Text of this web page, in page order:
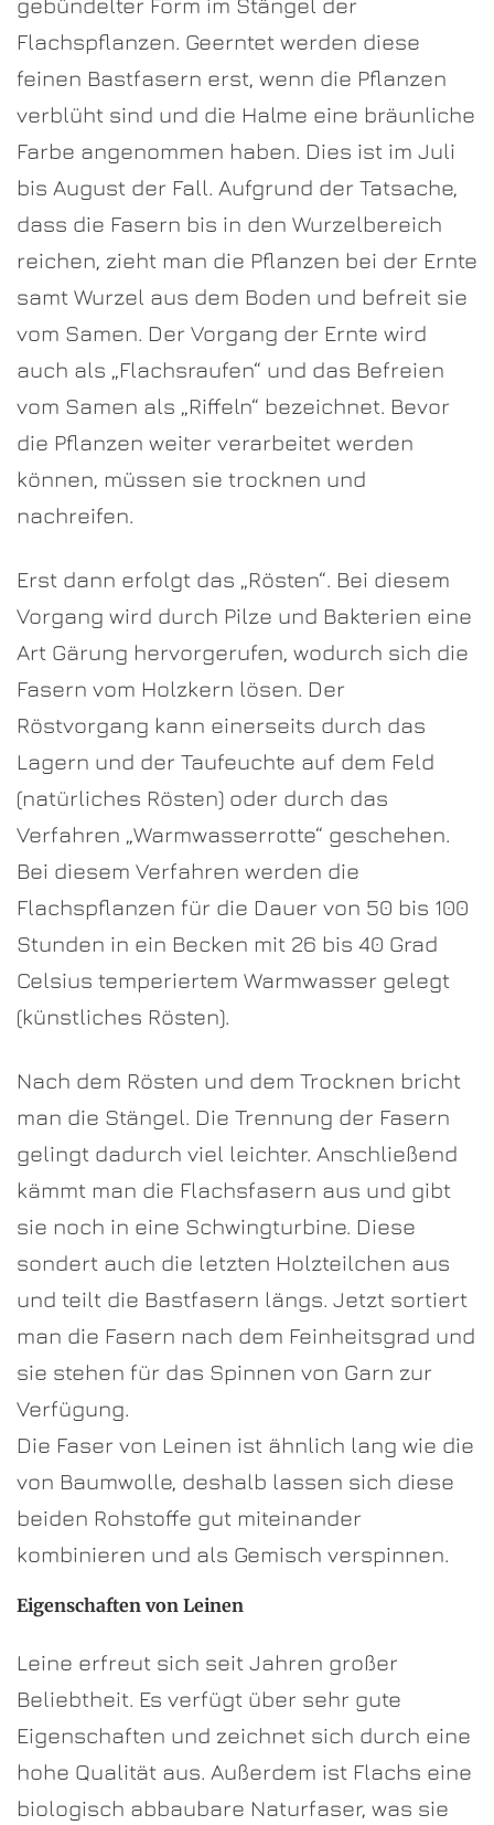
gebündelter Form im Stängel der
Flachspflanzen. Geerntet werden diese
feinen Bastfasern erst, wenn die Pflanzen
verblüht sind und die Halme eine bräunliche
Farbe angenommen haben. Dies ist im Juli
bis August der Fall. Aufgrund der Tatsache,
dass die Fasern bis in den Wurzelbereich
reichen, zieht man die Pflanzen bei der Ernte
samt Wurzel aus dem Boden und befreit sie
vom Samen. Der Vorgang der Ernte wird
auch als „Flachsraufen“ und das Befreien
vom Samen als „Riffeln“ bezeichnet. Bevor
die Pflanzen weiter verarbeitet werden
können, müssen sie trocknen und
nachreifen.
Erst dann erfolgt das „Rösten“. Bei diesem
Vorgang wird durch Pilze und Bakterien eine
Art Gärung hervorgerufen, wodurch sich die
Fasern vom Holzkern lösen. Der
Röstvorgang kann einerseits durch das
Lagern und der Taufeuchte auf dem Feld
(natürliches Rösten) oder durch das
Verfahren „Warmwasserrotte“ geschehen.
Bei diesem Verfahren werden die
Flachspflanzen für die Dauer von 50 bis 100
Stunden in ein Becken mit 26 bis 40 Grad
Celsius temperiertem Warmwasser gelegt
(künstliches Rösten).
Nach dem Rösten und dem Trocknen bricht
man die Stängel. Die Trennung der Fasern
gelingt dadurch viel leichter. Anschließend
kämmt man die Flachsfasern aus und gibt
sie noch in eine Schwingturbine. Diese
sondert auch die letzten Holzteilchen aus
und teilt die Bastfasern längs. Jetzt sortiert
man die Fasern nach dem Feinheitsgrad und
sie stehen für das Spinnen von Garn zur
Verfügung.
Die Faser von Leinen ist ähnlich lang wie die
von Baumwolle, deshalb lassen sich diese
beiden Rohstoffe gut miteinander
kombinieren und als Gemisch verspinnen.
Eigenschaften von Leinen
Leine erfreut sich seit Jahren großer
Beliebtheit. Es verfügt über sehr gute
Eigenschaften und zeichnet sich durch eine
hohe Qualität aus. Außerdem ist Flachs eine
biologisch abbaubare Naturfaser, was sie